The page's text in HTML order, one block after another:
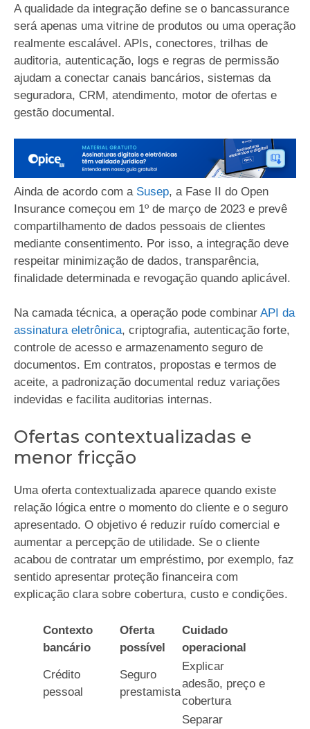
A qualidade da integração define se o bancassurance
será apenas uma vitrine de produtos ou uma operação
realmente escalável. APIs, conectores, trilhas de
auditoria, autenticação, logs e regras de permissão
ajudam a conectar canais bancários, sistemas da
seguradora, CRM, atendimento, motor de ofertas e
gestão documental.
Ainda de acordo com a Susep, a Fase II do Open
Insurance começou em 1º de março de 2023 e prevê
compartilhamento de dados pessoais de clientes
mediante consentimento. Por isso, a integração deve
respeitar minimização de dados, transparência,
finalidade determinada e revogação quando aplicável.
Na camada técnica, a operação pode combinar API da
assinatura eletrônica, criptografia, autenticação forte,
controle de acesso e armazenamento seguro de
documentos. Em contratos, propostas e termos de
aceite, a padronização documental reduz variações
indevidas e facilita auditorias internas.
Ofertas contextualizadas e
menor fricção
Uma oferta contextualizada aparece quando existe
relação lógica entre o momento do cliente e o seguro
apresentado. O objetivo é reduzir ruído comercial e
aumentar a percepção de utilidade. Se o cliente
acabou de contratar um empréstimo, por exemplo, faz
sentido apresentar proteção financeira com
explicação clara sobre cobertura, custo e condições.
Contexto
bancário
Oferta
possível
Cuidado
operacional
Crédito
pessoal
Seguro
prestamista
Explicar
adesão, preço e
cobertura
Separar